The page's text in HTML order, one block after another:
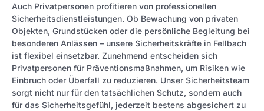
Auch Privatpersonen profitieren von professionellen
Sicherheitsdienstleistungen. Ob Bewachung von privaten
Objekten, Grundstücken oder die persönliche Begleitung bei
besonderen Anlässen – unsere Sicherheitskräfte in Fellbach
ist flexibel einsetzbar. Zunehmend entscheiden sich
Privatpersonen für Präventionsmaßnahmen, um Risiken wie
Einbruch oder Überfall zu reduzieren. Unser Sicherheitsteam
sorgt nicht nur für den tatsächlichen Schutz, sondern auch
für das Sicherheitsgefühl, jederzeit bestens abgesichert zu